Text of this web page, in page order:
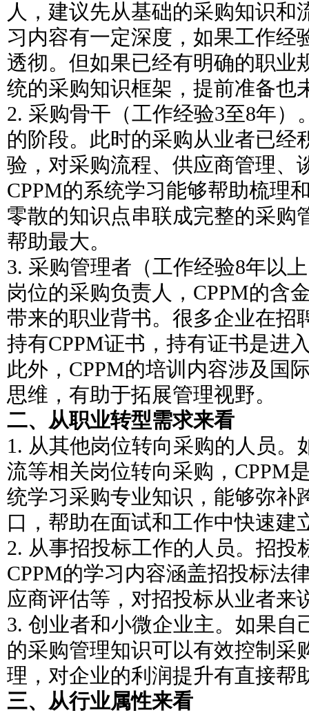
人，建议先从基础的采购知识和
习内容有一定深度，如果工作经
透彻。但如果已经有明确的职业
统的采购知识框架，提前准备也
2. 采购骨干（工作经验3至8年）
的阶段。此时的采购从业者已经
验，对采购流程、供应商管理、
CPPM的系统学习能够帮助梳理
零散的知识点串联成完整的采购
帮助最大。
3. 采购管理者（工作经验8年以
岗位的采购负责人，CPPM的含
带来的职业背书。很多企业在招
持有CPPM证书，持有证书是进
此外，CPPM的培训内容涉及国
思维，有助于拓展管理视野。
二、从职业转型需求来看
1. 从其他岗位转向采购的人员。
流等相关岗位转向采购，CPPM
统学习采购专业知识，能够弥补
口，帮助在面试和工作中快速建
2. 从事招投标工作的人员。招投
CPPM的学习内容涵盖招投标法
应商评估等，对招投标从业者来
3. 创业者和小微企业主。如果自
的采购管理知识可以有效控制采
理，对企业的利润提升有直接帮
三、从行业属性来看